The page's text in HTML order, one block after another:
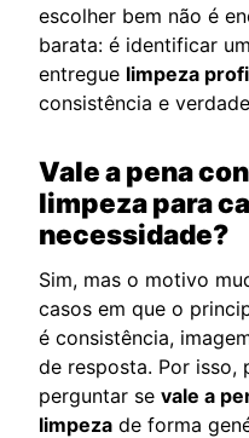
escolher bem não é
barata: é identificar um
entregue limpeza
consistência e
Vale a pena
limpeza para
necessidade?
Sim, mas o motivo
casos em que o
é consistência,
de resposta. Por isso,
perguntar se vale a
limpeza de forma